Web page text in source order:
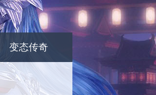
变态传奇